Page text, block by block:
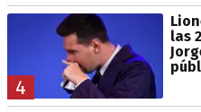
4
las